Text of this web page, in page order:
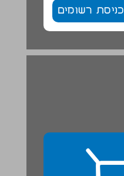
כניסת רשומים